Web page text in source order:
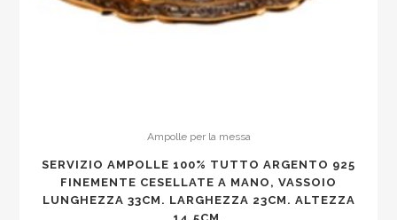
Ampolle per la messa
SERVIZIO AMPOLLE 100% TUTTO ARGENTO 925
FINEMENTE CESELLATE A MANO, VASSOIO
LUNGHEZZA 33CM. LARGHEZZA 23CM. ALTEZZA